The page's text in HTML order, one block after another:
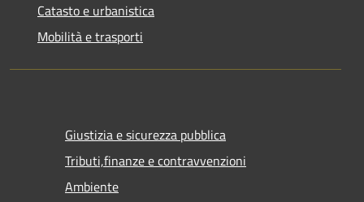
Catasto e urbanistica
Mobilità e trasporti
Giustizia e sicurezza pubblica
Tributi,finanze e contravvenzioni
Ambiente